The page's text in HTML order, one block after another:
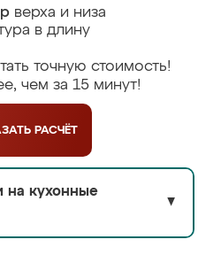
верха и низа
в длину
точную стоимость!
чем за 15 минут!
РАСЧЁТ
на кухонные
▼